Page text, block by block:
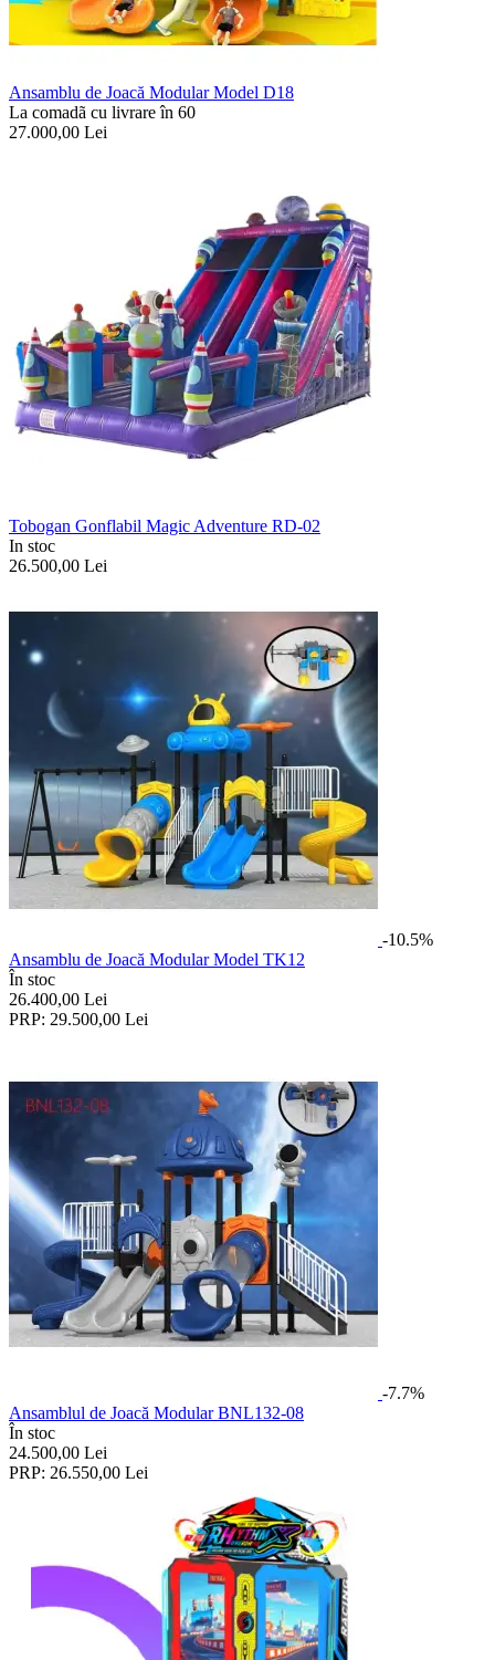
Ansamblu de Joacă Modular Model D18
La comadã cu livrare în 60
27.000,00 Lei
Tobogan Gonflabil Magic Adventure RD-02
In stoc
26.500,00 Lei
-10.5%
Ansamblu de Joacă Modular Model TK12
În stoc
26.400,00 Lei
PRP: 29.500,00 Lei
-7.7%
Ansamblul de Joacă Modular BNL132-08
În stoc
24.500,00 Lei
PRP: 26.550,00 Lei